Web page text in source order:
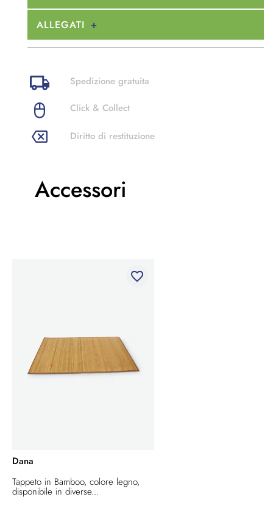
ALLEGATI
Spedizione gratuita
Click & Collect
Diritto di restituzione
Accessori
favorite_border
Dana
Tappeto in Bamboo, colore legno,
disponibile in diverse...